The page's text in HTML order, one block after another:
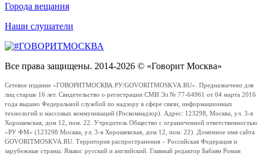
Города вещания
Наши слушатели
Все права защищены. 2014-2026 © «Говорит Москва»
Сетевое издание «ГОВОРИТМОСКВА.РУ/GOVORITMOSKVA.RU». Предназначено для
лиц старше 16 лет. Свидетельство о регистрации СМИ Эл № 77-64961 от 04 марта 2016
года выдано Федеральной службой по надзору в сфере связи, информационных
технологий и массовых коммуникаций (Роскомнадзор). Адрес: 123298, Москва, ул. 3-я
Хорошевская, дом 12, пом. 22. Учредитель Общество с ограниченной ответственностью
«РУ ФМ» (123298 Москва, ул. 3-я Хорошевская, дом 12, пом. 22). Доменное имя сайта
GOVORITMOSKVA.RU. Территория распространения – Российская Федерация и
зарубежные страны. Языки: русский и английский. Главный редактор Бабаян Роман